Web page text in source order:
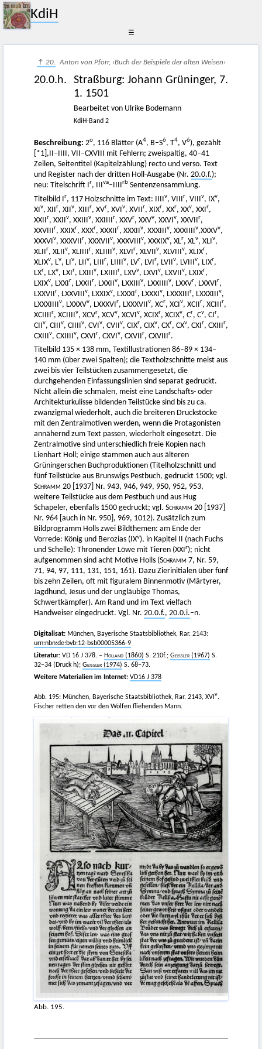
KdiH
☰
↑ 20. Anton von Pforr, ›Buch der Beispiele der alten Weisen‹
20.0.h. Straßburg: Johann Grüninger, 7.
1. 1501
Bearbeitet von Ulrike Bodemann
KdiH-Band 2
Beschreibung: 2o, 116 Blätter (A4, B–S6, T4, V6), gezählt
[*1],II–IIII, VII–CXVIII mit Fehlern; zweispaltig, 40–41
Zeilen, Seitentitel (Kapitelzählung) recto und verso. Text
und Register nach der dritten Holl-Ausgabe (Nr. 20.0.f.);
neu: Titelschrift I
r, III va–IIII rb Sentenzensammlung.
Titelbild Ir, 117 Holzschnitte im Text: IIIIv, VIIIr, VIIIv, IXv,
XIv, XIIr, XIIv, XIIIr, XVr, XVIv, XVIIr, XIXr, XXr, XXv, XXIr,
XXIIr, XXIIv, XXIIIv, XXIIIIr, XXVr, XXVv, XXVIv, XXVIIr,
XXVIIIr, XXIXr, XXXr, XXXIIr, XXXIIv, XXXIIIv, XXXIIIIv,XXXVv,
XXXVIv, XXXVIIr, XXXVIIv, XXXVIIIv, XXXIXv, XLr, XLv, XLIv,
XLIIr, XLIIv, XLIIIIr, XLIIIIv, XLVIr, XLVIIv, XLVIIIv, XLIXr,
XLIXv, Lv, LIv, LIIv, LIIIr, LIIIIv, LVr, LVIr, LVIIv, LVIIIv, LIXr,
LXr, LXv, LXIr, LXIIIv, LXIIIIr, LXVv, LXVIv, LXVIIv, LXIXr,
LXIXv, LXXIr, LXXIIr, LXXIIv, LXXIIIv, LXXIIIIv, LXXVr, LXXVIr,
LXXVIIr, LXXVIIIv, LXXIXv, LXXXIr, LXXXIv, LXXXIIIr, LXXXIIIv,
LXXXIIIIv, LXXXVv, LXXXVIr, LXXXVIIv, XCr, XCIv, XCIIr, XCIIIr,
XCIIIIr, XCIIIIv, XCVr, XCVv, XCVIv, XCIXr, XCIXv, Cr, Cv, CIr,
CIIv, CIIIv, CIIIIv, CVIv, CVIIv, CIXr, CIXv, CXr, CXv, CXIr, CXIIIr,
CXIIIv, CXIIIIv, CXVIr, CXVIv, CXVIIr, CXVIIIr.
Titelbild 135 × 138 mm, Textillustrationen 86–89 × 134–
140 mm (über zwei Spalten); die Textholzschnitte meist aus
zwei bis vier Teilstücken zusammengesetzt, die
durchgehenden Einfassungslinien sind separat gedruckt.
Nicht allein die schmalen, meist eine Landschafts- oder
Architekturkulisse bildenden Teilstücke sind bis zu ca.
zwanzigmal wiederholt, auch die breiteren Druckstöcke
mit den Zentralmotiven werden, wenn die Protagonisten
annähernd zum Text passen, wiederholt eingesetzt. Die
Zentralmotive sind unterschiedlich freie Kopien nach
Lienhart Holl; einige stammen auch aus älteren
Grüningerschen Buchproduktionen (Titelholzschnitt und
fünf Teilstücke aus Brunswigs Pestbuch, gedruckt 1500; vgl.
Schramm 20 [1937] Nr. 943, 946, 949, 950, 952, 953,
weitere Teilstücke aus dem Pestbuch und aus Hug
Schapeler, ebenfalls 1500 gedruckt; vgl. Schramm 20 [1937]
Nr. 964 [auch in Nr. 950], 969, 1012). Zusätzlich zum
Bildprogramm Holls zwei Bildthemen: am Ende der
Vorrede: König und Berozias (IXv), in Kapitel II (nach Fuchs
und Schelle): Thronender Löwe mit Tieren (XXIr); nicht
aufgenommen sind acht Motive Holls (Schramm 7, Nr. 59,
71, 94, 97, 111, 131, 151, 161). Dazu Zierinitialen über fünf
bis zehn Zeilen, oft mit figuralem Binnenmotiv (Märtyrer,
Jagdhund, Jesus und der ungläubige Thomas,
Schwertkämpfer). Am Rand und im Text vielfach
Handweiser eingedruckt. Vgl. Nr. 20.0.f., 20.0.i.–n.
Digitalisat: München, Bayerische Staatsbibliothek, Rar. 2143:
urn:nbn:de:bvb:12-bsb00005366-9
Literatur: VD 16 J 378. – Holland (1860) S. 210f.; Geissler (1967) S.
32–34 (Druck h); Geissler (1974) S. 68–73.
Weitere Materialien im Internet: VD16 J 378
Abb. 195: München, Bayerische Staatsbibliothek, Rar. 2143, XVI v.
Fischer retten den vor den Wölfen fliehenden Mann.
Abb. 195.